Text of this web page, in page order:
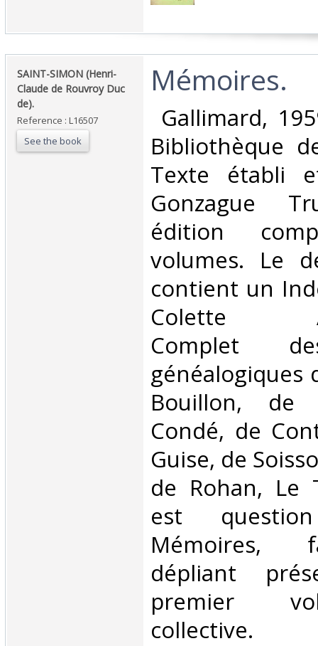
‎SAINT-SIMON (Henri-
Claude de Rouvroy Duc
de).‎
Reference : L16507
See the book
‎Mémoires.‎
Gallimard,
Bibliothèque
Texte établi
Gonzague
édition
volumes. Le
contient un
Colette
Complet
généalogiques
Bouillon, de
Condé, de
Guise, de
de Rohan, Le
est
Mémoires,
dépliant
premier
collective.‎